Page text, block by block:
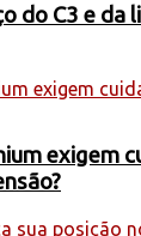
do C3 e da
exigem